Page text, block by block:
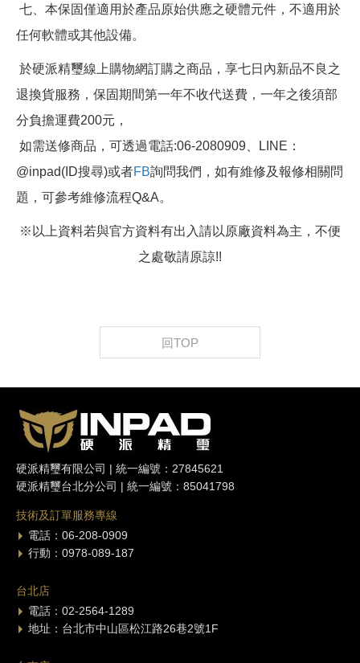
七、本保固僅適用於產品原始供應之硬體元件，不適用於
任何軟體或其他設備。
於硬派精璽線上購物網訂購之商品，享七日內新品不良之
退換貨服務，保固期間第一年不收代送費，一年之後須部
分負擔運費200元，
如需送修商品，可透過電話:06-2080909、LINE：
@inpad(ID搜尋)或者FB詢問我們，如有維修及報修相關問
題，可參考維修流程Q&A。
※以上資料若與官方資料有出入請以原廠資料為主，不便
之處敬請原諒!!
回TOP
硬派精璽有限公司 | 統一編號：27845621
硬派精璽台北分公司 | 統一編號：85041798
技術及訂單服務專線
電話：06-208-0909
行動：0978-089-187
台北店
電話：02-2564-1289
地址：台北市中山區松江路26巷2號1F